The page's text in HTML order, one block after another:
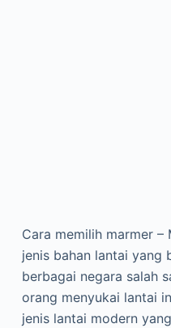
Cara memilih marmer –
jenis bahan lantai yang
berbagai negara salah
orang menyukai lantai
jenis lantai modern